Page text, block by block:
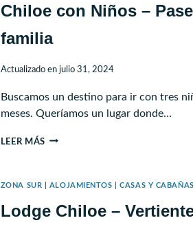
Chiloe con Niños –
familia
Actualizado en julio 31, 2024
Buscamos un destino para ir con tres
meses. Queríamos un lugar donde…
LEER MÁSCHILOE
–
PASEOS
ZONA SUR ALOJAMIENTOS |CASAS Y CABAÑAS
Lodge Chiloe –